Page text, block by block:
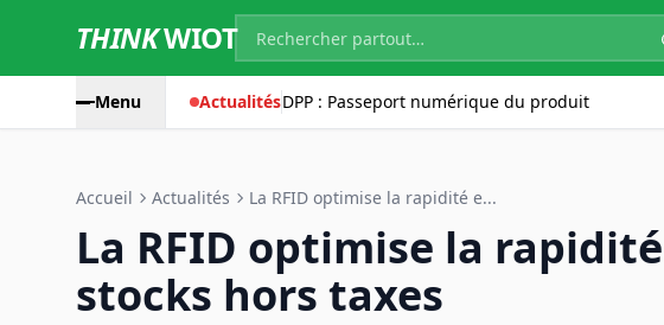
THINKWIOT
Menu ActualitésDPP : Passeport numérique du produit
Accueil Actualités La RFID optimise la rapidité e...
La RFID optimise la
stocks hors taxes